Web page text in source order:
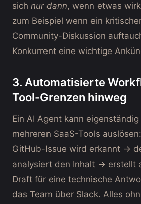
sich nur dann, wenn etwas
zum Beispiel wenn ein
Community-Diskussion
Konkurrent eine wichtige
3. Automatisierte
Tool-Grenzen hinweg
Ein AI Agent kann
mehreren SaaS-Tools
GitHub-Issue wird erkannt →
analysiert den Inhalt → erstellt
Draft für eine technische
das Team über Slack. Alles